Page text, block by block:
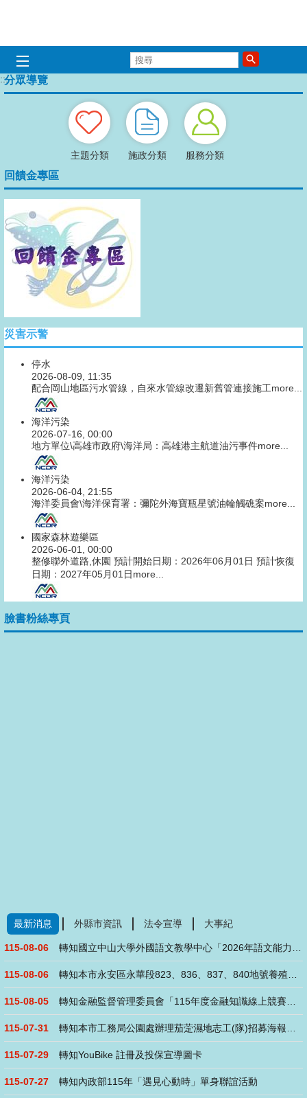
尋
歡迎光臨永安
歡迎光臨永
歡迎光臨
歡迎光臨永安區公所
:::分眾導覽
主題分類 施政分類 服務分類
回饋金專區
災害示警
停水
2026-08-09, 11:35
配合岡山地區污水管線，自來水管線改遷新舊管連接施工more...
海洋污染
2026-07-16, 00:00
地方單位\高雄市政府\海洋局：高雄港主航道油污事件more...
海洋污染
2026-06-04, 21:55
海洋委員會\海洋保育署：彌陀外海寶瓶星號油輪觸礁案more...
國家森林遊樂區
2026-06-01, 00:00
整修聯外道路,休園 預計開始日期：2026年06月01日 預計恢復
日期：2027年05月01日more...
臉書粉絲專頁
最新消息 外縣市資訊 法令宣導 大事紀
115-08-06
115-08-06
115-08-05
115-07-31
115-07-29 轉知YouBike 註冊及投保宣導圖卡
115-07-27 轉知內政部115年「遇見心動時」單身聯誼活動